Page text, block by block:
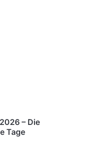
– Die
Tage